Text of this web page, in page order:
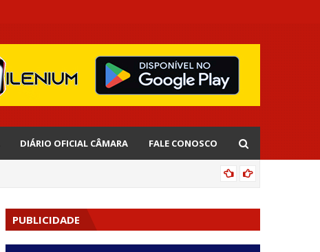
DIÁRIO OFICIAL CÂMARA FALE CONOSCO
PUBLICIDADE